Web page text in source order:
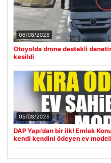
06/08/2026
Otoyolda drone destekli
kesildi
05/08/2026
DAP Yapı’dan bir ilk! Emlak
kendi kendini ödeyen ev modeli